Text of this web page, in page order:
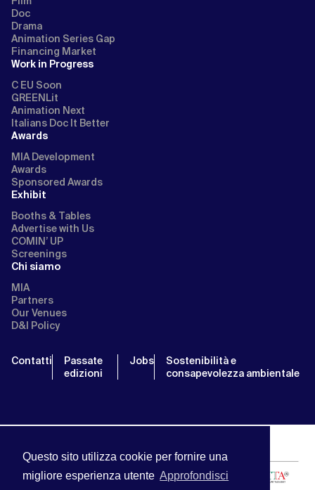
Questo sito utilizza cookie per fornire una
migliore esperienza utente Approfondisci
Doc
Drama
Animation Series Gap
Financing Market
Work in Progress
C EU Soon
GREENLit
Animation Next
Italians Doc It Better
Awards
MIA Development
Awards
Sponsored Awards
Exhibit
Booths & Tables
Advertise with Us
COMIN’ UP
Screenings
Chi siamo
MIA
Partners
Our Venues
D&I Policy
Contatti
Passate
edizioni
Jobs
Sostenibilità e
consapevolezza ambientale